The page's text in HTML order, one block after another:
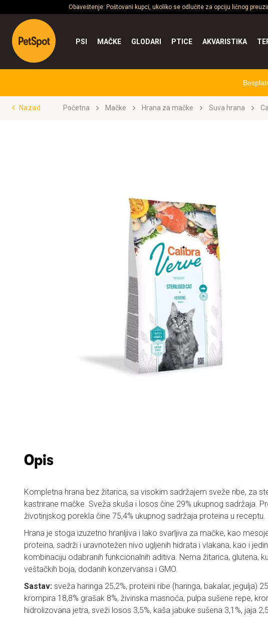
Obaveštenje: Poštovani kupci, ukoliko se odlučite za opciju ličnog
PSI MAČKE GLODARI PTICE AKVARISTIKA
Nazad Početna Mačke Hrana za mačke Suva hrana
Opis
Kompletna hrana bez žitarica, sa visokim sadržajem sveže ribe, za
kastrirane mačke. Sveža skuša i losos čine 29% ukupnog sadržaja.
životinjskog porekla čine 75,4% ukupnog sadržaja proteina u receptu.
Hrana je stoga izuzetno hranljiva i lako svarljiva za mačke, kao
proteina, sadrži i uravnotežen nivo ugljenih hidrata i vlakana, kao i
kombinaciju odabranih funkcionalnih aditiva. Nema žitarica, glutena,
veštačkih boja, dodanih konzervansa i GMO.
Sastav: sveža haringa 25,2%, proteini ribe (haringa, bakalar, jegulja)
krompira 18,8% grašak 8%, živinska masnoća, pulpa sušene repe,
hidrolizovana jetra, sveži losos 3,5%, kaša jabuke sušena 3,1%, jaja